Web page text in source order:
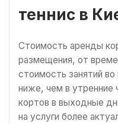
теннис в
Стоимость аренды
размещения, от
стоимость занятий
ниже, чем в утренние
кортов в выходные
на услуги более